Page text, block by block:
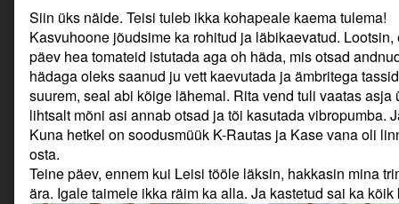
Siin üks näide. Teisi tuleb ikka kohapeale kaema tulema!
Kasvuhoone jõudsime ka rohitud ja läbikaevatud.
päev hea tomateid istutada aga oh häda, mis otsad
hädaga oleks saanud ju vett kaevutada ja ämbritega
suurem, seal abi kõige lähemal. Rita vend tuli vaatas
lihtsalt mõni asi annab otsad ja tõi kasutada vibropumba.
Kuna hetkel on soodusmüük K-Rautas ja Kase vana oli
osta.
Teine päev, ennem kui Leisi tööle läksin, hakkasin mina
ära. Igale taimele ikka räim ka alla. Ja kastetud sai ka kõik